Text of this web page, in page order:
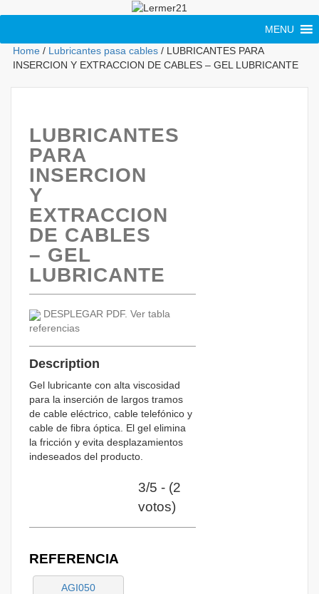
MENU
Home / Lubricantes pasa cables / LUBRICANTES PARA
INSERCION Y EXTRACCION DE CABLES – GEL LUBRICANTE
LUBRICANTES
PARA
INSERCION
Y
EXTRACCION
DE CABLES
– GEL
LUBRICANTE
DESPLEGAR PDF. Ver tabla
referencias
Description
Gel lubricante con alta viscosidad
para la inserción de largos tramos
de cable eléctrico, cable telefónico y
cable de fibra óptica. El gel elimina
la fricción y evita desplazamientos
indeseados del producto.
3/5 - (2
votos)
REFERENCIA
AGI050